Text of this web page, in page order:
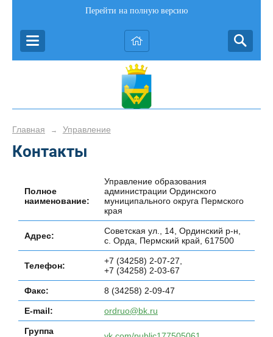
Перейти на полную версию
Главная → Управление
Контакты
Полное
наименование:
Управление образования
администрации Ординского
муниципального округа Пермского
края
Адрес:
Советская ул., 14, Ординский р-н,
с. Орда, Пермский край, 617500
Телефон:
+7 (34258) 2-07-27,
+7 (34258) 2-03-67
Факс: 8 (34258) 2-09-47
E-mail: ordruo@bk.ru
Группа